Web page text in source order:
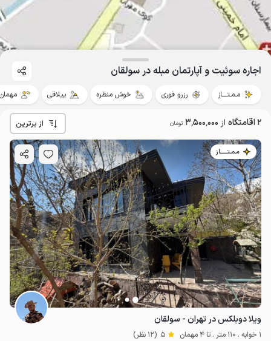
5.5میلیون ت 5
اجاره سوئیت و آپارتمان مبله در سولقان
مـمـتــــاز رزرو فوری خوش منظره ییلاقی
2 اقامتگاه از 3٬500٬000 تومان از برترین
مـمـتــــــاز
ویلا دوبلکس در تهران - سولقان
1 خوابه . 110 متر . تا 4 مهمان 5 (12 نظر)